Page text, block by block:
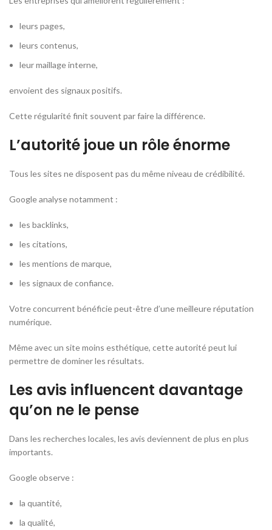
leurs pages,
leurs contenus,
leur maillage interne,
envoient des signaux positifs.
Cette régularité finit souvent par faire la différence.
L’autorité joue un rôle énorme
Tous les sites ne disposent pas du même niveau de crédibilité.
Google analyse notamment :
les backlinks,
les citations,
les mentions de marque,
les signaux de confiance.
Votre concurrent bénéficie peut-être d’une meilleure réputation
numérique.
Même avec un site moins esthétique, cette autorité peut lui
permettre de dominer les résultats.
Les avis influencent davantage
qu’on ne le pense
Dans les recherches locales, les avis deviennent de plus en plus
importants.
Google observe :
la quantité,
la qualité,